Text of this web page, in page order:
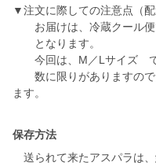
▼注文に際しての注意点（配
お届けは、冷蔵クール便
となります。
今回は、M／Lサイズ で
数に限りがありますので
保存方法
送られて来たアスパラは